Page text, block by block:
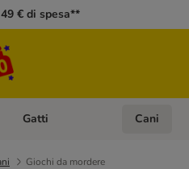
€ di spesa**
Apri Menù Categoria: Occasioni
Gatti Apri Menù
Cani
Giochi da mordere